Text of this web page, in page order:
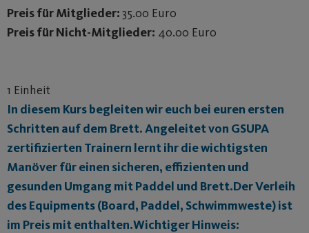
Preis für Mitglieder:35.00 Euro
Preis für Nicht-Mitglieder: 40.00 Euro
1 Einheit
In diesem Kurs begleiten wir euch bei euren ersten
Schritten auf dem Brett. Angeleitet von GSUPA
zertifizierten Trainern lernt ihr die wichtigsten
Manöver für einen sicheren, effizienten und
gesunden Umgang mit Paddel und Brett.Der Verleih
des Equipments (Board, Paddel, Schwimmweste) ist
im Preis mit enthalten.Wichtiger Hinweis: